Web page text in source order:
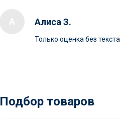
Алиса З.
Только оценка без текста.
Подбор товаров